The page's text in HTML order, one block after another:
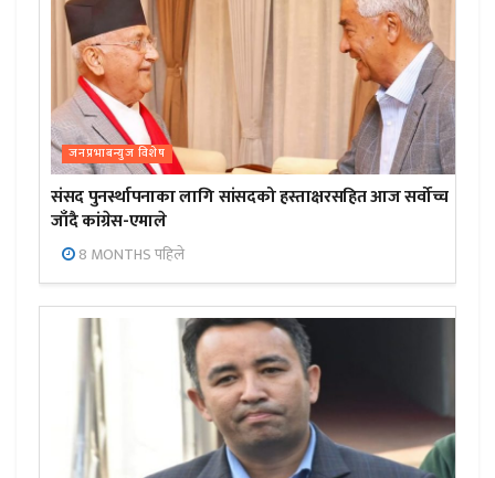
जनप्रभाबन्युज विशेष
संसद पुनर्स्थापनाका लागि सांसदको हस्ताक्षरसहित आज सर्वोच्च
जाँदै कांग्रेस-एमाले
8 MONTHS पहिले